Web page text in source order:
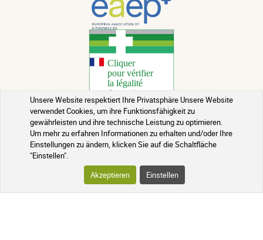
Unsere Website respektiert Ihre Privatsphäre Unsere Website
verwendet Cookies, um ihre Funktionsfähigkeit zu
gewährleisten und ihre technische Leistung zu optimieren.
Um mehr zu erfahren Informationen zu erhalten und/oder Ihre
Einstellungen zu ändern, klicken Sie auf die Schaltfläche
"Einstellen".
Akzeptieren
Einstellen
Copyright 2026 - Alle Rechte vorbehalten
Gesundheitsberatung
Rechtliche Hinweise